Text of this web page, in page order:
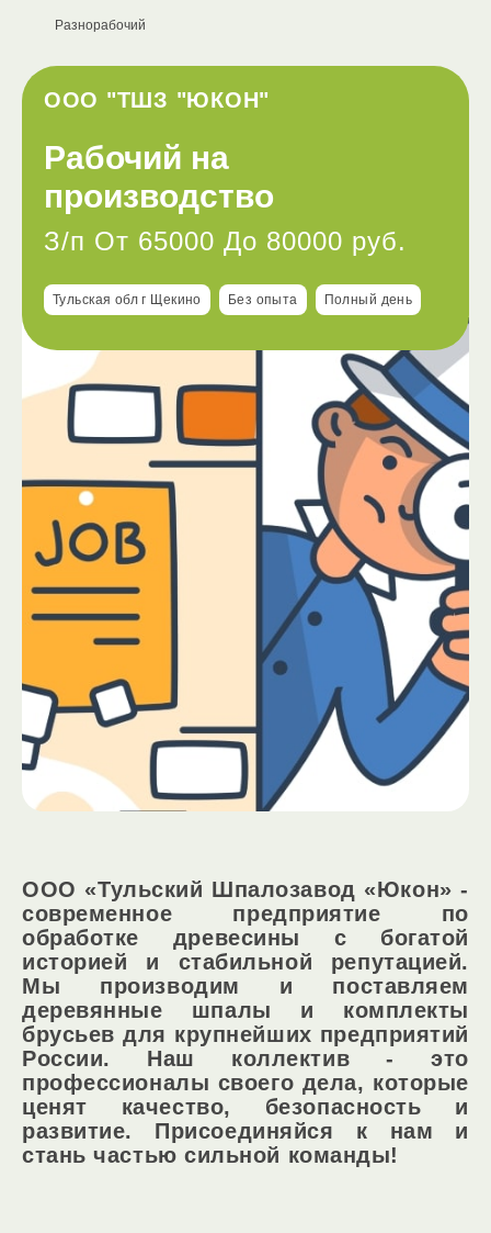
ООО "ТШЗ "ЮКОН"
Разнорабочий
Рабочий на
производство
З/п От 65000 До 80000 руб.
Тульская обл г Щекино Без опыта Полный день
ООО «Тульский Шпалозавод «Юкон» -
современное предприятие по
обработке древесины с богатой
историей и стабильной репутацией.
Мы производим и поставляем
деревянные шпалы и комплекты
брусьев для крупнейших предприятий
России. Наш коллектив - это
профессионалы своего дела, которые
ценят качество, безопасность и
развитие. Присоединяйся к нам и
стань частью сильной команды!